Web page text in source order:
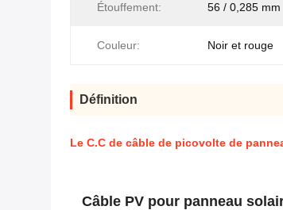
Étouffement: 56 / 0,285 mm
Couleur: Noir et rouge
Définition
Le C.C de câble de picovolte de
Câble PV pour panneau